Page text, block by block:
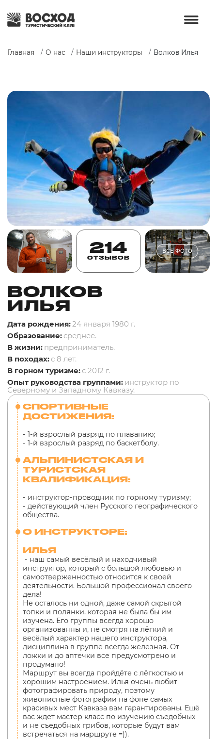
Главная О нас Наши инструкторы Волков Илья
214
ОТЗЫВОВ
ВСЕ ФОТО
ВОЛКОВ
ИЛЬЯ
Дата рождения:24 января 1980 г.
Образование: среднее.
В жизни: предприниматель.
В походах: с 8 лет.
В горном туризме: с 2012 г.
Опыт руководства группами: инструктор по
Северному и Западному Кавказу.
СПОРТИВНЫЕ
ДОСТИЖЕНИЯ:
- 1-й взрослый разряд по плаванию;
- 1-й взрослый разряд по баскетболу.
АЛЬПИНИСТСКАЯ И
ТУРИСТСКАЯ
КВАЛИФИКАЦИЯ:
- инструктор-проводник по горному туризму;
- действующий член Русского географического
общества.
О ИНСТРУКТОРЕ:
ИЛЬЯ
- наш самый весёлый и находчивый
инструктор, который с большой любовью и
самоотверженностью относится к своей
деятельности. Большой профессионал своего
дела!
Не осталось ни одной, даже самой скрытой
топки и полянки, которая не была бы им
изучена. Его группы всегда хорошо
организованны и, не смотря на лёгкий и
весёлый характер нашего инструктора,
дисциплина в группе всегда железная. От
ложки и до аптечки все предусмотрено и
продумано!
Маршрут вы всегда пройдёте с лёгкостью и
хорошим настроением. Илья очень любит
фотографировать природу, поэтому
живописные фотографии на фоне самых
красивых мест Кавказа вам гарантированы. Ещё
вас ждёт мастер класс по изучению съедобных
и не съедобных грибов, которые будут вам
встречаться на маршруте =)).